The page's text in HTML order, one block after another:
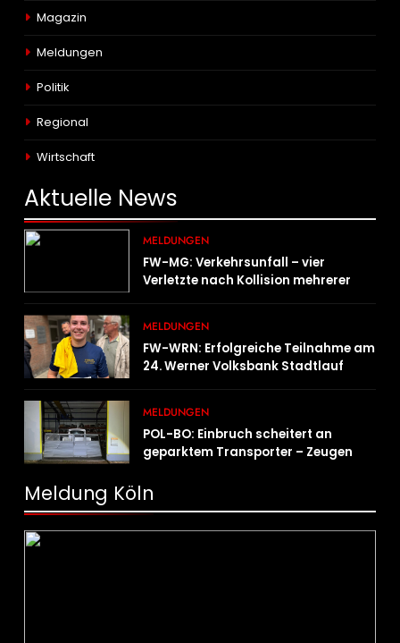
Magazin
Meldungen
Politik
Regional
Wirtschaft
Aktuelle News
MELDUNGEN
FW-MG: Verkehrsunfall – vier
Verletzte nach Kollision mehrerer
MELDUNGEN
FW-WRN: Erfolgreiche Teilnahme am
24. Werner Volksbank Stadtlauf
MELDUNGEN
POL-BO: Einbruch scheitert an
geparktem Transporter – Zeugen
Meldung Köln